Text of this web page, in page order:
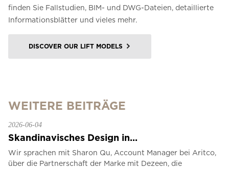
finden Sie Fallstudien, BIM- und DWG-Dateien, detaillierte
Informationsblätter und vieles mehr.
DISCOVER OUR LIFT MODELS
WEITERE BEITRÄGE
2026-06-04
Skandinavisches Design in...
Wir sprachen mit Sharon Qu, Account Manager bei Aritco,
über die Partnerschaft der Marke mit Dezeen, die